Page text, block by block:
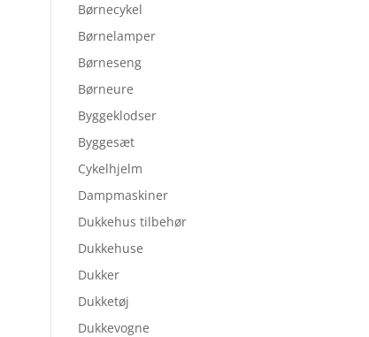
Børnecykel
Børnelamper
Børneseng
Børneure
Byggeklodser
Byggesæt
Cykelhjelm
Dampmaskiner
Dukkehus tilbehør
Dukkehuse
Dukker
Dukketøj
Dukkevogne